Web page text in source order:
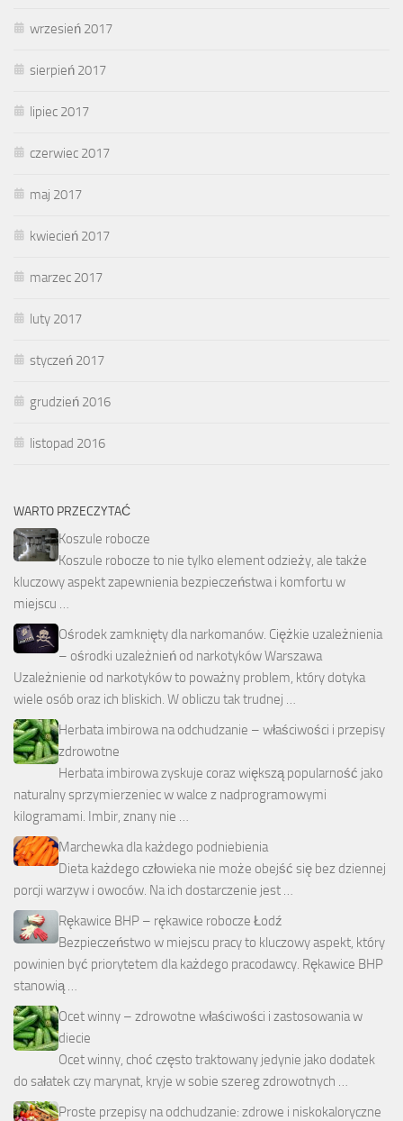
wrzesień 2017
sierpień 2017
lipiec 2017
czerwiec 2017
maj 2017
kwiecień 2017
marzec 2017
luty 2017
styczeń 2017
grudzień 2016
listopad 2016
WARTO PRZECZYTAĆ
Koszule robocze
Koszule robocze to nie tylko element odzieży, ale także
kluczowy aspekt zapewnienia bezpieczeństwa i komfortu w
miejscu …
Ośrodek zamknięty dla narkomanów. Ciężkie uzależnienia
– ośrodki uzależnień od narkotyków Warszawa
Uzależnienie od narkotyków to poważny problem, który dotyka
wiele osób oraz ich bliskich. W obliczu tak trudnej …
Herbata imbirowa na odchudzanie – właściwości i przepisy
zdrowotne
Herbata imbirowa zyskuje coraz większą popularność jako
naturalny sprzymierzeniec w walce z nadprogramowymi
kilogramami. Imbir, znany nie …
Marchewka dla każdego podniebienia
Dieta każdego człowieka nie może obejść się bez dziennej
porcji warzyw i owoców. Na ich dostarczenie jest …
Rękawice BHP – rękawice robocze Łodź
Bezpieczeństwo w miejscu pracy to kluczowy aspekt, który
powinien być priorytetem dla każdego pracodawcy. Rękawice BHP
stanowią …
Ocet winny – zdrowotne właściwości i zastosowania w
diecie
Ocet winny, choć często traktowany jedynie jako dodatek
do sałatek czy marynat, kryje w sobie szereg zdrowotnych …
Proste przepisy na odchudzanie: zdrowe i niskokaloryczne